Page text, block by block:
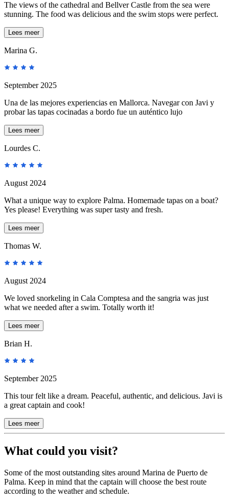
The views of the cathedral and Bellver Castle from the sea were
stunning. The food was delicious and the swim stops were perfect.
Lees meer
Marina G.
September 2025
Una de las mejores experiencias en Mallorca. Navegar con Javi y
probar las tapas cocinadas a bordo fue un auténtico lujo
Lees meer
Lourdes C.
August 2024
What a unique way to explore Palma. Homemade tapas on a boat?
Yes please! Everything was super tasty and fresh.
Lees meer
Thomas W.
August 2024
We loved snorkeling in Cala Comptesa and the sangria was just
what we needed after a swim. Totally worth it!
Lees meer
Brian H.
September 2025
This tour felt like a dream. Peaceful, authentic, and delicious. Javi is
a great captain and cook!
Lees meer
What could you visit?
Some of the most outstanding sites around Marina de Puerto de
Palma. Keep in mind that the captain will choose the best route
according to the weather and schedule.